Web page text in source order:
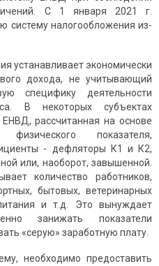
С 1 января 2021 г.
систему налогообложения из-
устанавливает экономически
дохода, не учитывающий
специфику деятельности
В некоторых субъектах
рассчитанная на основе
показателя,
- дефляторы К1 и К2,
или, наоборот, завышенной.
количество работников,
бытовых, ветеринарных
и т.д. Это вынуждает
занижать показатели
«серую» заработную плату.
необходимо предоставить